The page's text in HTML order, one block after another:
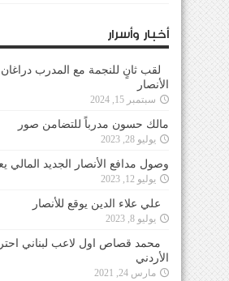
أخبار وأسرار
لقب ثانٍ للنجمة مع المدرب
الأنصار
سبتمبر 15, 2024
مالك حسون مدرباً للتضامن صور
يوليو 28, 2023
وصول مدافع الأنصار الجديد المالي
يوليو 12, 2023
علي علاء الدين يوقع للأنصار
يوليو 8, 2023
محمد قصاص اول لاعب لبناني
الأردني
مارس 24, 2021